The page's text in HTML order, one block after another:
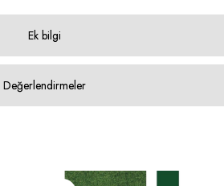
Ek bilgi
Değerlendirmeler